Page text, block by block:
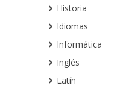
Historia
Idiomas
Informática
Inglés
Latín